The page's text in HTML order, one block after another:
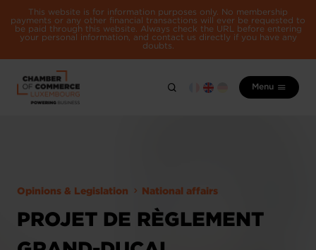
This website is for information purposes only. No membership
payments or any other financial transactions will ever be requested to
be paid through this website. Always check the URL before entering
your personal information, and contact us directly if you have any
doubts.
Menu
Opinions & Legislation National affairs
PROJET DE RÈGLEMENT